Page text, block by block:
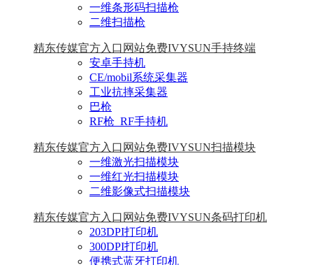
一维条形码扫描枪
二维扫描枪
精东传媒官方入口网站免费IVYSUN手持终端
安卓手持机
CE/mobil系统采集器
工业抗摔采集器
巴枪
RF枪_RF手持机
精东传媒官方入口网站免费IVYSUN扫描模块
一维激光扫描模块
一维红光扫描模块
二维影像式扫描模块
精东传媒官方入口网站免费IVYSUN条码打印机
203DPI打印机
300DPI打印机
便携式蓝牙打印机